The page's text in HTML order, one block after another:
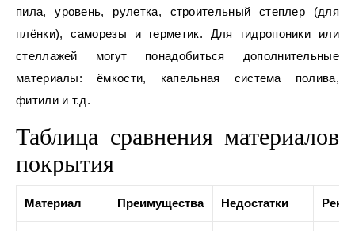
пила, уровень, рулетка, строительный степлер (для
плёнки), саморезы и герметик. Для гидропоники или
стеллажей могут понадобиться дополнительные
материалы: ёмкости, капельная система полива,
фитили и т.д.
Таблица сравнения материалов
покрытия
Материал Преимущества Недостатки